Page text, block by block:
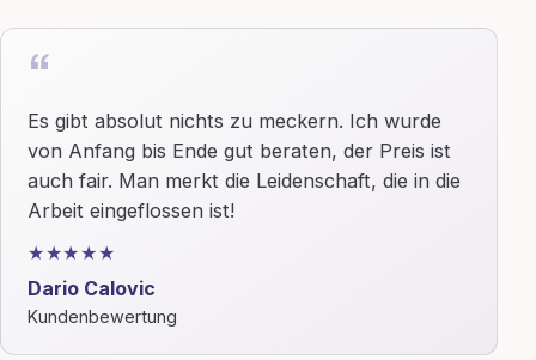
“
Es gibt absolut nichts zu meckern. Ich wurde
von Anfang bis Ende gut beraten, der Preis ist
auch fair. Man merkt die Leidenschaft, die in die
Arbeit eingeflossen ist!
★★★★★
Dario Calovic
Kundenbewertung